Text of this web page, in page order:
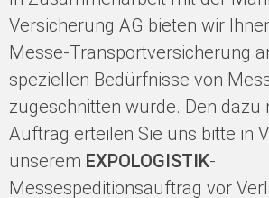
Versicherung AG bieten wir
Messe-Transportversicherung
speziellen Bedürfnisse von
zugeschnitten wurde. Den dazu
Auftrag erteilen Sie uns bitte in
unserem EXPOLOGISTIK-
Messespeditionsauftrag vor